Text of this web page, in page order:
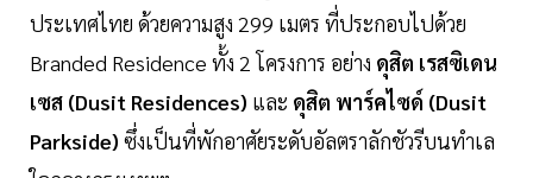
ประเทศไทย ด้วยความสูง 299 เมตร ที่ประกอบไปด้วย
Branded Residence ทั้ง 2 โครงการ อย่าง ดุสิต เรสซิเดน
เซส (Dusit Residences) และ ดุสิต พาร์คไซด์ (Dusit
Parkside) ซึ่งเป็นที่พักอาศัยระดับอัลตราลักชัวรีบนทำเล